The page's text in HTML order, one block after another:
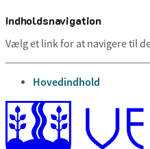
Indholdsnavigation
Vælg et link for at navigere til
gå til
Hovedindhold